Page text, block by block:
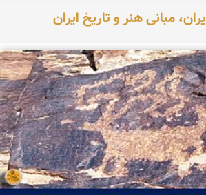
مبانی هنر و تاریخ ایران